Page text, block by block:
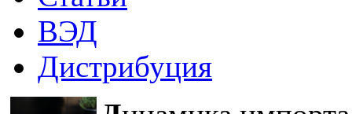
ВЭД
Дистрибуция